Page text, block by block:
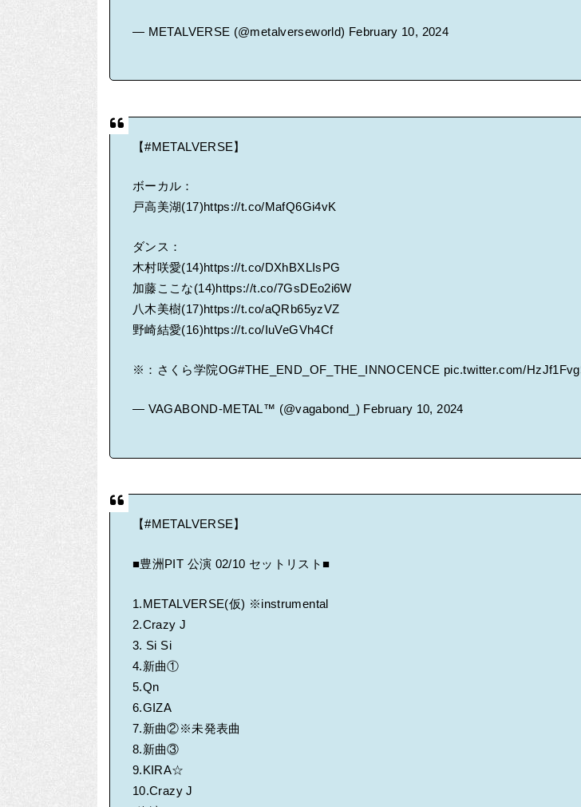
— METALVERSE (@metalverseworld) February 10, 2024
【#METALVERSE】
ボーカル：
戸高美湖(17)https://t.co/MafQ6Gi4vK
ダンス：
木村咲愛(14)https://t.co/DXhBXLIsPG
加藤ここな(14)https://t.co/7GsDEo2i6W
八木美樹(17)https://t.co/aQRb65yzVZ
野崎結愛(16)https://t.co/IuVeGVh4Cf
※：さくら学院OG#THE_END_OF_THE_INNOCENCE pic.twitter.com/
— VAGABOND-METAL™ (@vagabond_) February 10, 2024
【#METALVERSE 】
■豊洲PIT 公演 02/10 セットリスト■
1.METALVERSE(仮) ※instrumental
2.Crazy J
3. Si Si
4.新曲①
5.Qn
6.GIZA
7.新曲②※未発表曲
8.新曲③
9.KIRA☆
10.Crazy J